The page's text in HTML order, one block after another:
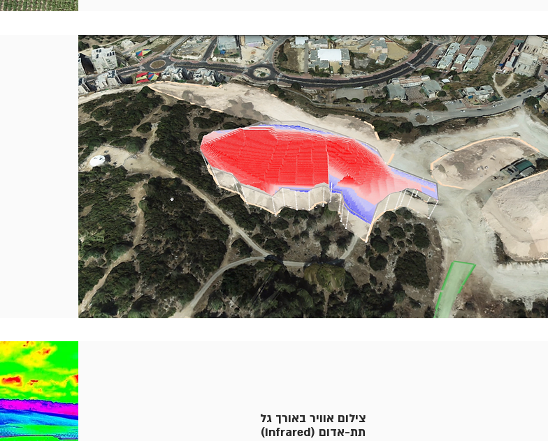
צילום אוויר באורך גל
תת-אדום (Infrared)